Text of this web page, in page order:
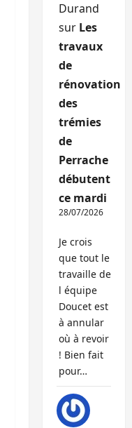
Durand
sur Les
travaux
de
rénovation
des
trémies
de
Perrache
débutent
ce mardi
28/07/2026
Je crois
que tout le
travaille de
l équipe
Doucet est
à annular
où à revoir
! Bien fait
pour…